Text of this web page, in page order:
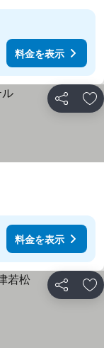
料金を表示
シェア お
料金を表示
シェア お